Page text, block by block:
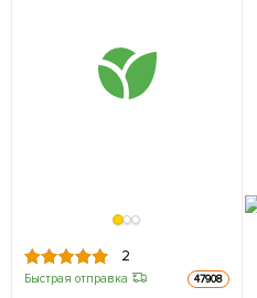
2
Быстрая отправка 47908